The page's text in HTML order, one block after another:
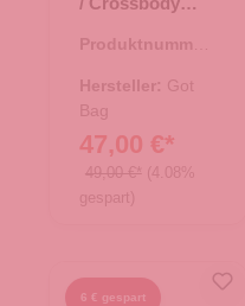
Black
Produktnummer:
Hersteller: Got
Bag
47,00 €*
49,00 €* (4.08%
gespart)
6 € gespart